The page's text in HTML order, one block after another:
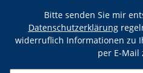
Bitte senden Sie mir
Datenschutzerklärung
widerruflich Informationen zu
per E-Mail